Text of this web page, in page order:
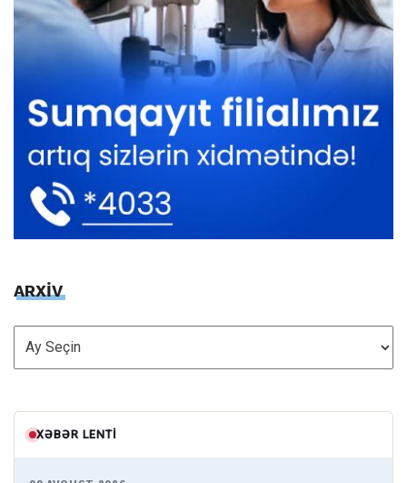
ARXİV
ARXİV
XƏBƏR LENTI